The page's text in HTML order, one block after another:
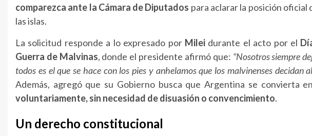
comparezca ante la Cámara de Diputados para aclarar la posición
las islas.
La solicitud responde a lo expresado por Mileidurante el acto por el
Guerra de Malvinas, donde el presidente afirmó que: “Nosotros siempre
todos es el que se hace con los pies y anhelamos que los malvinenses decidan
Además, agregó que su Gobierno busca que Argentina se convierta en
voluntariamente, sin necesidad de disuasión o convencimiento.
Un derecho constitucional